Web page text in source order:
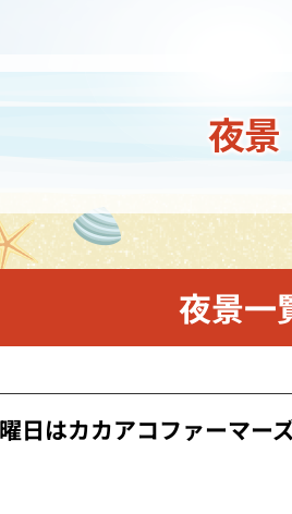
夜景
夜景一
日はカカアコファーマー